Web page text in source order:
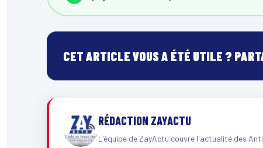
CET ARTICLE VOUS A ÉTÉ UTILE ?
RÉDACTION ZAYACTU
L'équipe de ZayActu couvre l'actualité des